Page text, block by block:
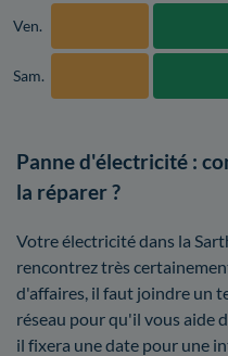
Ven.
Sam.
Panne d'électricité :
la réparer ?
Votre électricité dans la
rencontrez très
d'affaires, il faut joindre un
réseau pour qu'il vous aide
il fixera une date pour une